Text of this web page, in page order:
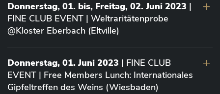
Donnerstag, 01. bis, Freitag, 02. Juni 2023 |
FINE CLUB EVENT | Weltraritätenprobe
@Kloster Eberbach (Eltville)
Donnerstag, 01. Juni 2023 | FINE CLUB
EVENT | Free Members Lunch: Internationales
Gipfeltreffen des Weins (Wiesbaden)